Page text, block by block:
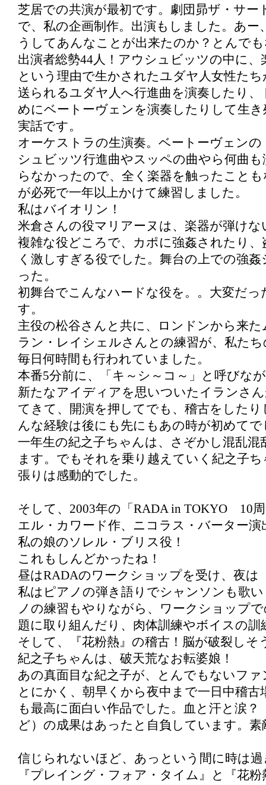
芝居での共演が最初です。劇団昴ザ・サー
で、私の企画制作。出演もしました。あー
うしてあんなことが出来たのか？とんで
出演者総勢44人！アウシュビッツの中に
という理由で生かされたユダヤ人女性た
送られるユダヤ人へ行進曲を演奏したり、
めにベートーヴェンを演奏したりして生
実話です。
オーケストラの生演奏。ベートーヴェンの
シュビッツ行進曲やスッペの曲やら何曲
らなかったので、全く楽器を触ったこと
が必死で一年以上かけて練習しました。
私はバイオリン！
米倉さんの役マリアーヌは、楽器が弾け
複雑な役どころで、カポに強姦されたり
く激しすぎる役でした。舞台の上での強
った。
初舞台でこんなハードな役を。。大変だ
す。
主役の松谷さんと共に、ロンドンから来
ラン・レイシェルさんとの練習が、私た
毎日何時間も行われていました。
本番5分前に、「キ～シ～コ～」と呼びな
新たなアイディアを思いついたイランさ
てきて、開演を押してでも、稽古をした
んな経験は後にも先にもあの時が初めてで
一年生の紀之子ちゃんは、さぞかし混乱混
ます。でもそれを乗り越えていく紀之子
張りは感動的でした。
そして、2003年の「RADA in TOKYO 10
エル・カワード作、ニコラス・バーター演
私の娘のソレル・ブリス役！
これもしんどかったね！
昼はRADAのワークショップを受け、夜は
私はピアノの弾き語りでシャンソンも歌
ノの練習もやりながら、ワークショップ
題に取り組んだり、肉体訓練やボイスの訓
そして、『花粉熱』の稽古！脳が破裂しそ
紀之子ちゃんは、破天荒なお転婆娘！
あの真面目な紀之子が、とんでもないファ
とにかく、朝早くから夜中まで一日中稽
も最高に面白い作品でした。血と汗と涙？
ど）の成果はあったと自負しています。
信じられないほど、あっという間に時は
『プレイング・フォア・タイム』と『花